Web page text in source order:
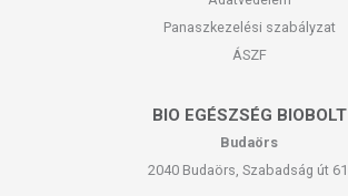
Panaszkezelési szabályzat
ÁSZF
BIO EGÉSZSÉG BIOBOLT
Budaörs
2040 Budaörs, Szabadság út 61.